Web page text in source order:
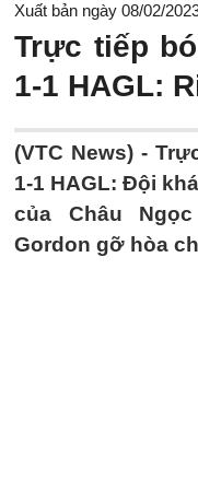
Xuất bản ngày 08/02/
Trực tiếp
1-1 HAGL:
(VTC News) -
1-1 HAGL: Đội
của Châu
Gordon gỡ hòa